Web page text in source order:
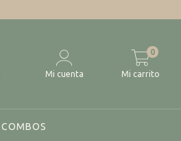
Mi cuenta Mi carrito
0
COMBOS